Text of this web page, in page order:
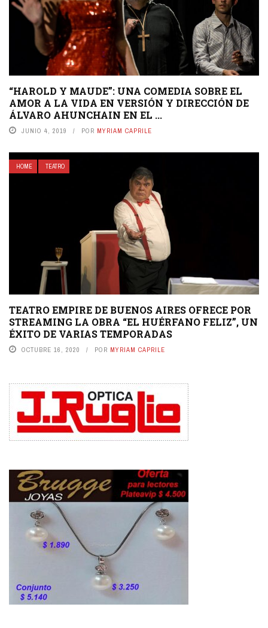
“HAROLD Y MAUDE”: UNA COMEDIA SOBRE EL
AMOR A LA VIDA EN VERSIÓN Y DIRECCIÓN DE
ÁLVARO AHUNCHAIN EN EL ...
JUNIO 4, 2019 POR MYRIAM CAPRILE
HOME TEATRO
TEATRO EMPIRE DE BUENOS AIRES OFRECE POR
STREAMING LA OBRA “EL HUÉRFANO FELIZ”, UN
ÉXITO DE VARIAS TEMPORADAS
OCTUBRE 16, 2020 POR MYRIAM CAPRILE